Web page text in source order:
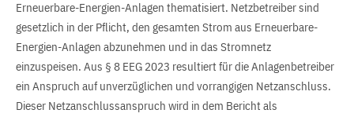
Erneuerbare-Energien-Anlagen thematisiert. Netzbetreiber sind
gesetzlich in der Pflicht, den gesamten Strom aus Erneuerbare-
Energien-Anlagen abzunehmen und in das Stromnetz
einzuspeisen. Aus § 8 EEG 2023 resultiert für die Anlagenbetreiber
ein Anspruch auf unverzüglichen und vorrangigen Netzanschluss.
Dieser Netzanschlussanspruch wird in dem Bericht als